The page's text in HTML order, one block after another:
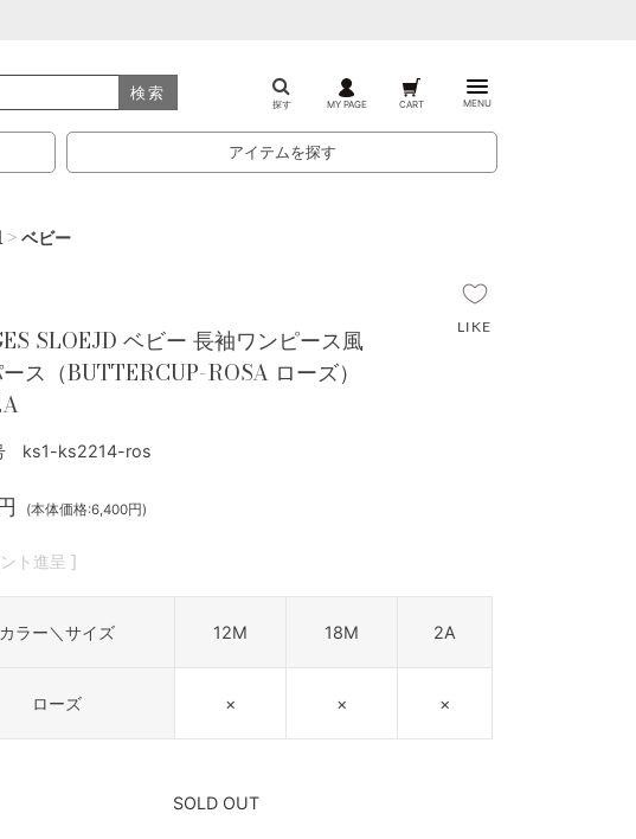
検索
探す MY PAGE CART MENU
アイテムを探す
>ベビー
SLOEJD ベビー 長袖ワンピース風
ス（BUTTERCUP-ROSA ローズ）
ks1-ks2214-ros
(本体価格:6,400円)
ト進呈 ]
カラー＼サイズ 12M 18M 2A
ローズ × × ×
SOLD OUT